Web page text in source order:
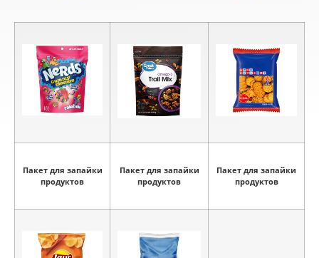
Пакет для запайки
продуктов
Пакет для запайки
продуктов
Пакет для запайки
продуктов